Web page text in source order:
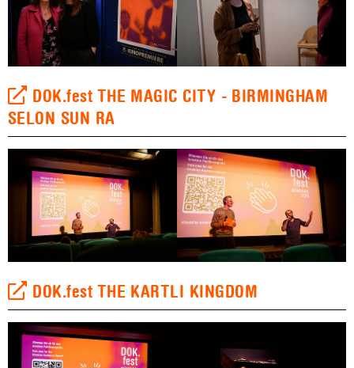
DOK.fest THE MAGIC CITY - BIRMINGHAM
SELON SUN RA
DOK.fest THE KARTLI KINGDOM